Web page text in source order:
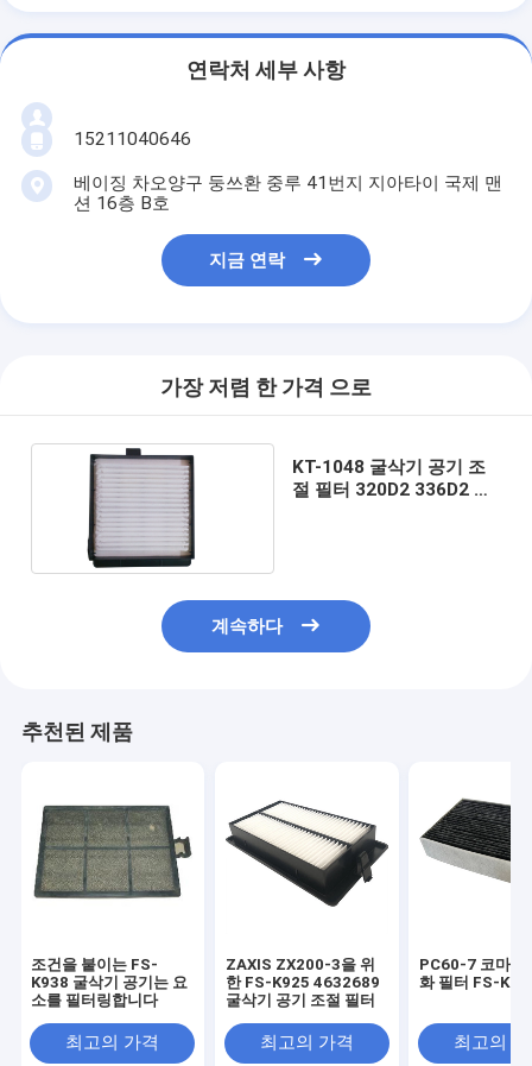
연락처 세부 사항
15211040646
베이징 차오양구 둥쓰환 중루 41번지 지아타이 국제 맨
션 16층 B호
지금 연락
가장 저렴 한 가격 으로
KT-1048 굴삭기 공기 조
절 필터 320D2 336D2 애
계속하다
추천된 제품
조건을 붙이는 FS-
K938 굴삭기 공기는 요
소를 필터링합니다
최고의 가격
ZAXIS ZX200-3을 위
한 FS-K925 4632689
굴삭기 공기 조절 필터
최고의 가격
PC60-7 코마츠
화 필터 FS-
최고의